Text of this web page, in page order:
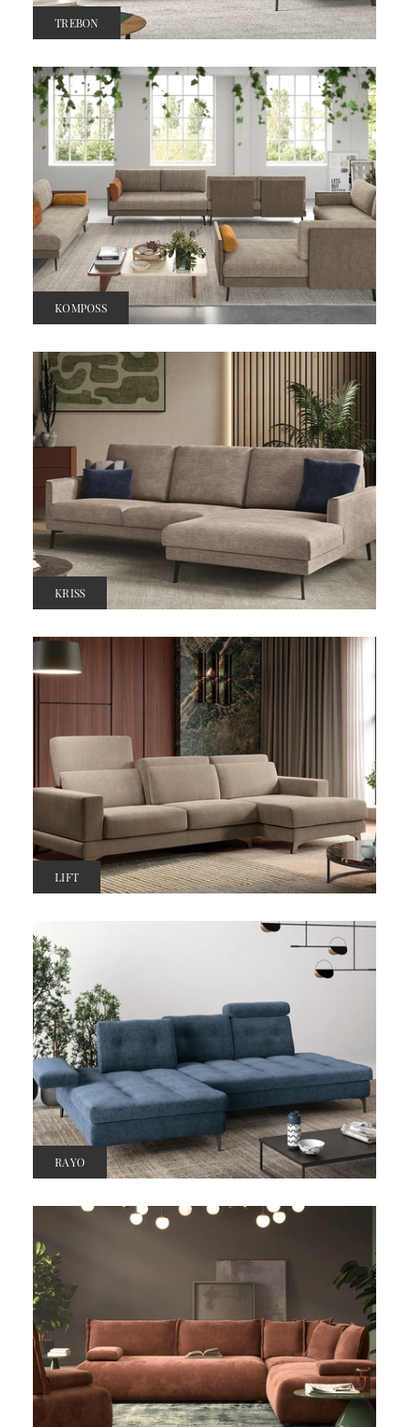
TREBON
KOMPOSS
KRISS
LIFT
RAYO